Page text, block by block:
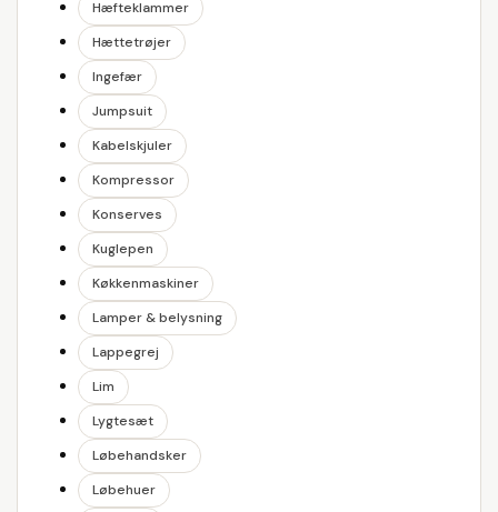
Hæfteklammer
Hættetrøjer
Ingefær
Jumpsuit
Kabelskjuler
Kompressor
Konserves
Kuglepen
Køkkenmaskiner
Lamper & belysning
Lappegrej
Lim
Lygtesæt
Løbehandsker
Løbehuer